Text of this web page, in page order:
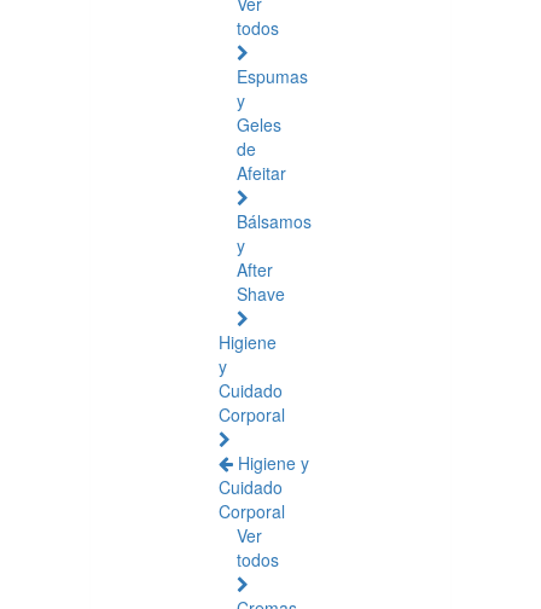
todos
Espumas
y
Geles
de
Afeitar
Bálsamos
y
After
Shave
Higiene
y
Cuidado
Corporal
Higiene y
Cuidado
Corporal
Ver
todos